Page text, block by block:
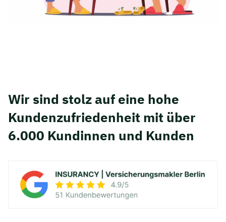
Wir sind stolz auf eine hohe
Kunden­zufriedenheit mit über
6.000 Kundinnen und Kunden